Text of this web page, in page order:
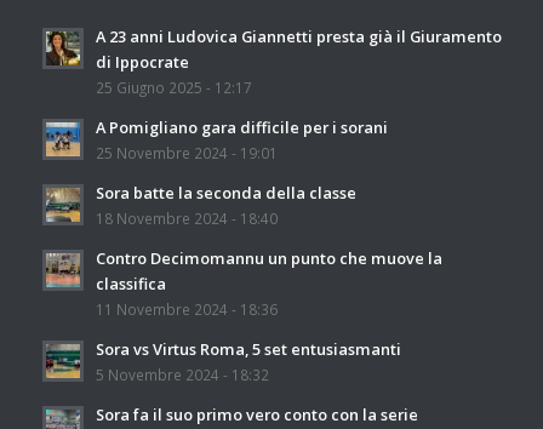
A 23 anni Ludovica Giannetti presta già il Giuramento
di Ippocrate
25 Giugno 2025 - 12:17
A Pomigliano gara difficile per i sorani
25 Novembre 2024 - 19:01
Sora batte la seconda della classe
18 Novembre 2024 - 18:40
Contro Decimomannu un punto che muove la
classifica
11 Novembre 2024 - 18:36
Sora vs Virtus Roma, 5 set entusiasmanti
5 Novembre 2024 - 18:32
Sora fa il suo primo vero conto con la serie